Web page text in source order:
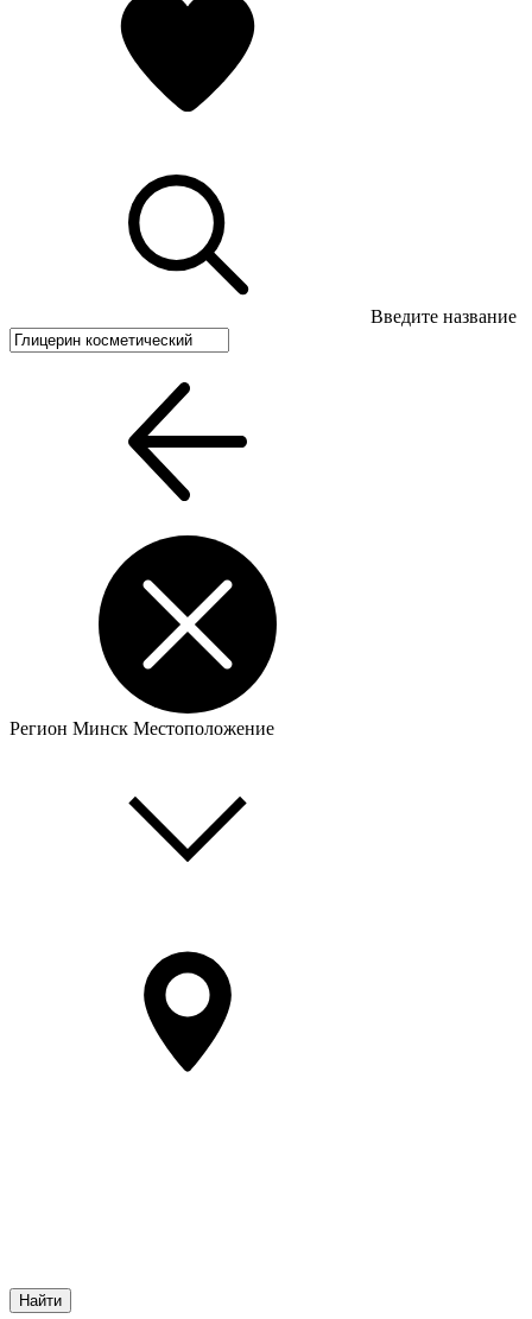
Введите название
Регион Минск Местоположение